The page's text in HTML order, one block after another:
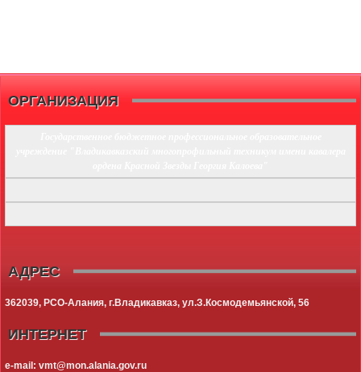
ОРГАНИЗАЦИЯ
АДРЕС
362039, РСО-Алания, г.Владикавказ, ул.З.Космодемьянской, 56
ИНТЕРНЕТ
e-mail: vmt@mon.alania.gov.ru